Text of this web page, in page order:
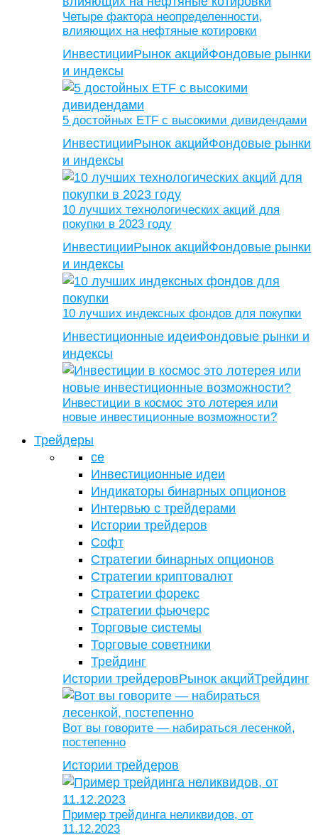
Четыре фактора неопределенности,
влияющих на нефтяные котировки
ИнвестицииРынок акцийФондовые рынки
и индексы
5 достойных ETF с высокими дивидендами
ИнвестицииРынок акцийФондовые рынки
и индексы
10 лучших технологических акций для
покупки в 2023 году
ИнвестицииРынок акцийФондовые рынки
и индексы
10 лучших индексных фондов для покупки
Инвестиционные идеиФондовые рынки и
индексы
Инвестиции в космос это лотерея или
новые инвестиционные возможности?
Трейдеры
се
Инвестиционные идеи
Индикаторы бинарных опционов
Интервью с трейдерами
Истории трейдеров
Софт
Стратегии бинарных опционов
Стратегии криптовалют
Стратегии форекс
Стратегии фьючерс
Торговые системы
Торговые советники
Трейдинг
Истории трейдеровРынок акцийТрейдинг
Вот вы говорите — набираться лесенкой,
постепенно
Истории трейдеров
Пример трейдинга неликвидов, от
11.12.2023